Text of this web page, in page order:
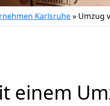
Karlsruhe» Umzug
einem